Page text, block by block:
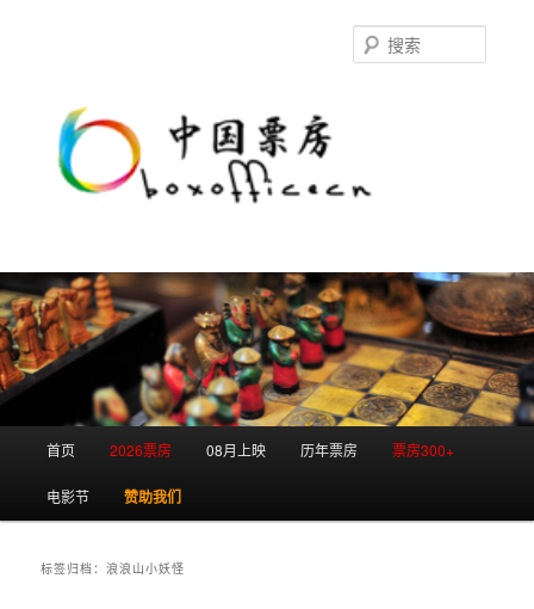
首页 2026票房 08月上映 历年票房 票房300+
电影节 赞助我们
标签归档：浪浪山小妖怪